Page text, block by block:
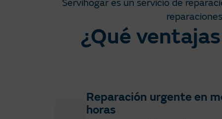
Servihogar es un servicio de
¿Qué
Reparación urgente en
horas